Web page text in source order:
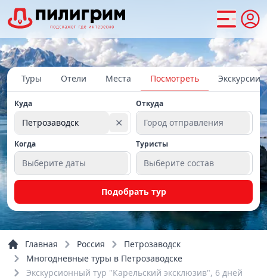
Туры Отели Места Посмотреть Экскурсии
Куда
Петрозаводск ✕
Откуда
Город отправления
Когда
Выберите даты
Туристы
Выберите состав
Подобрать тур
Главная Россия
Петрозаводск
Многодневные туры в Петрозаводске
Экскурсионный тур "Карельский эксклюзив", 6 дней